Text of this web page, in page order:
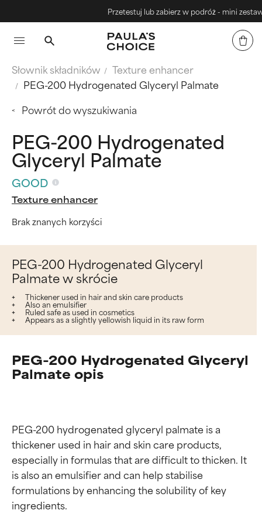
Przetestuj lub zabierz w podróż - mini zestawy
Słownik składników
Texture enhancer
PEG-200 Hydrogenated Glyceryl Palmate
Powrót do wyszukiwania
PEG-200 Hydrogenated
Glyceryl Palmate
GOOD
Texture enhancer
Brak znanych korzyści
PEG-200 Hydrogenated Glyceryl
Palmate w skrócie
Thickener used in hair and skin care products
Also an emulsifier
Ruled safe as used in cosmetics
Appears as a slightly yellowish liquid in its raw form
PEG-200 Hydrogenated Glyceryl
Palmate opis
PEG-200 hydrogenated glyceryl palmate is a
thickener used in hair and skin care products,
especially in formulas that are difficult to thicken. It
is also an emulsifier and can help stabilise
formulations by enhancing the solubility of key
ingredients.